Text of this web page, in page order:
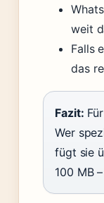
weit
Falls
das
Fazit:
Wer
fügt sie
100 MB